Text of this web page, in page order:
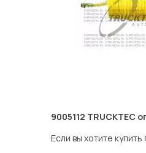
9005112 TRUCKTEC
Если вы хотите